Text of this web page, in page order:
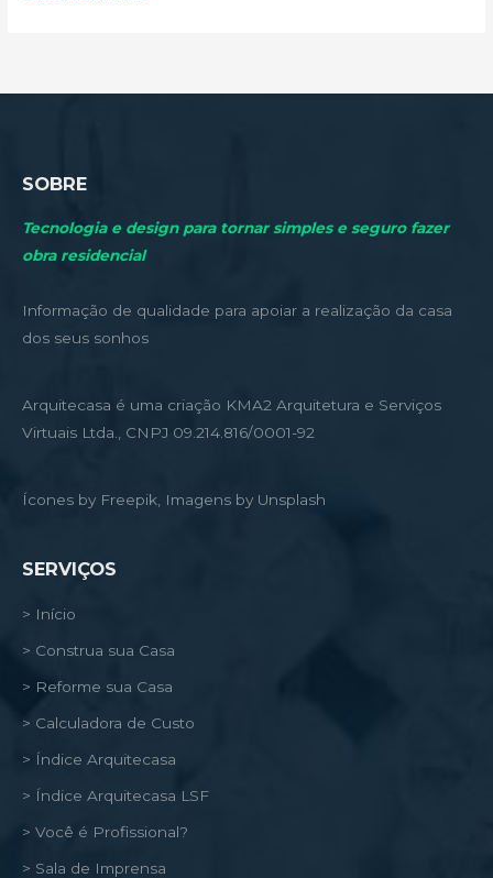
SOBRE
Tecnologia e design para tornar simples e seguro fazer
obra residencial
Informação de qualidade para apoiar a realização da casa
dos seus sonhos
Arquitecasa é uma criação KMA2 Arquitetura e Serviços
Virtuais Ltda., CNPJ 09.214.816/0001-92
Ícones by Freepik, Imagens by Unsplash
SERVIÇOS
> Início
> Construa sua Casa
> Reforme sua Casa
> Calculadora de Custo
> Índice Arquitecasa
> Índice Arquitecasa LSF
> Você é Profissional?
> Sala de Imprensa